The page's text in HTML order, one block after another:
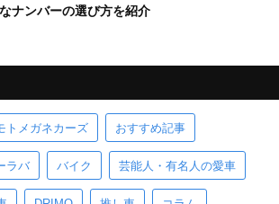
ナンバーの選び方を紹介
トメガネカーズ おすすめ記事
ラバ バイク 芸能人・有名人の愛車